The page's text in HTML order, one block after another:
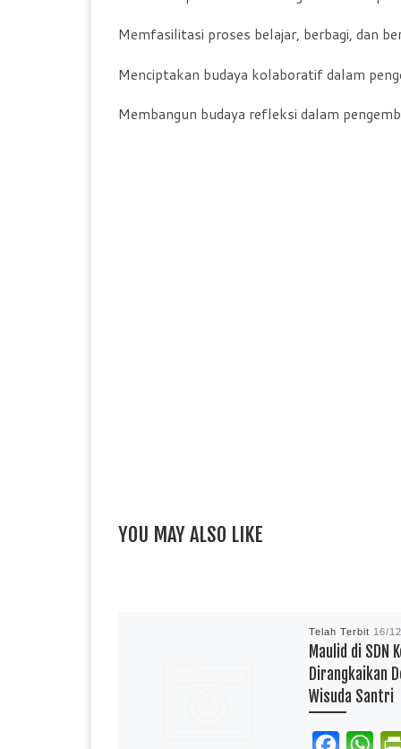
Memfasilitasi proses belajar, berbagi, dan
Menciptakan budaya kolaboratif dalam
Membangun budaya refleksi dalam
YOU MAY ALSO LIKE
Telah Terbit 16/
Maulid di SDN
Dirangkaikan
Wisuda Santri
F W